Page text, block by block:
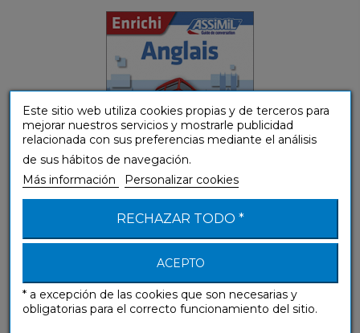
Guías de conversación
Este sitio web utiliza cookies propias y de terceros para
mejorar nuestros servicios y mostrarle publicidad
relacionada con sus preferencias mediante el análisis
de sus hábitos de navegación.
Más información
Personalizar cookies
RECHAZAR TODO *
ACEPTO
* a excepción de las cookies que son necesarias y
obligatorias para el correcto funcionamiento del sitio.